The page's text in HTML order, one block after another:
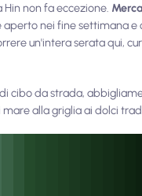
non fa eccezione.
nei fine settimana
un'intera serata qui,
cibo da strada,
alla griglia ai dolci